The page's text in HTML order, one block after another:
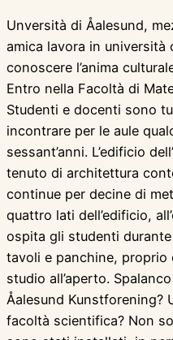
Unversità di Åalesund,
amica lavora in università
conoscere l’anima
Entro nella Facoltà di
Studenti e docenti sono
incontrare per le aule
sessant’anni. L’edificio
tenuto di architettura
continue per decine di
quattro lati dell’edificio,
ospita gli studenti
tavoli e panchine, proprio
studio all’aperto.
Åalesund Kunstforening?
facoltà scientifica? Non